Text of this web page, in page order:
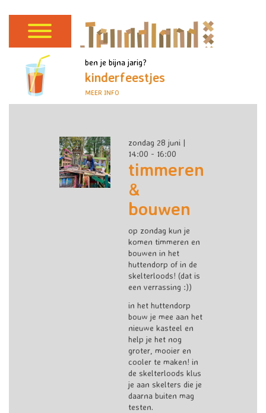
ben je bijna jarig?
kinderfeestjes
MEER INFO
zondag 28 juni |
14:00 - 16:00
timmeren
&
bouwen
op zondag kun je
komen timmeren en
bouwen in het
huttendorp of in de
skelterloods! (dat is
een verrassing :))
in het huttendorp
bouw je mee aan het
nieuwe kasteel en
help je het nog
groter, mooier en
cooler te maken! in
de skelterloods klus
je aan skelters die je
daarna buiten mag
testen.